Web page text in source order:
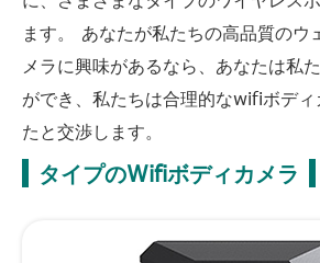
ます。 あなたが私たちの高品質のウ
メラに興味があるなら、あなたは私
ができ、私たちは合理的なwifiボデ
たと交渉します。
タイプのWifiボディカメラ